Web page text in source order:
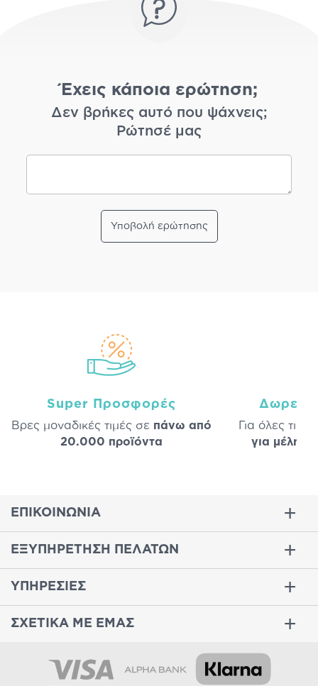
Έχεις κάποια ερώτηση;
Δεν βρήκες αυτό που ψάχνεις;
Ρώτησέ μας
Υποβολή ερώτησης
Super Προσφορές
Βρες μοναδικές τιμές σε πάνω από
20.000 προϊόντα
Δωρεάν
Για όλες τις
για μέλη
ΕΠΙΚΟΙΝΩΝΙΑ
ΕΞΥΠΗΡΕΤΗΣΗ ΠΕΛΑΤΩΝ
ΥΠΗΡΕΣΙΕΣ
ΣΧΕΤΙΚΑ ΜΕ ΕΜΑΣ